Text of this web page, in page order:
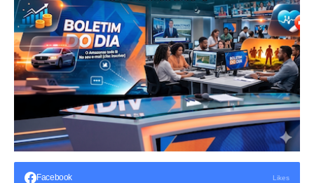
Facebook Likes